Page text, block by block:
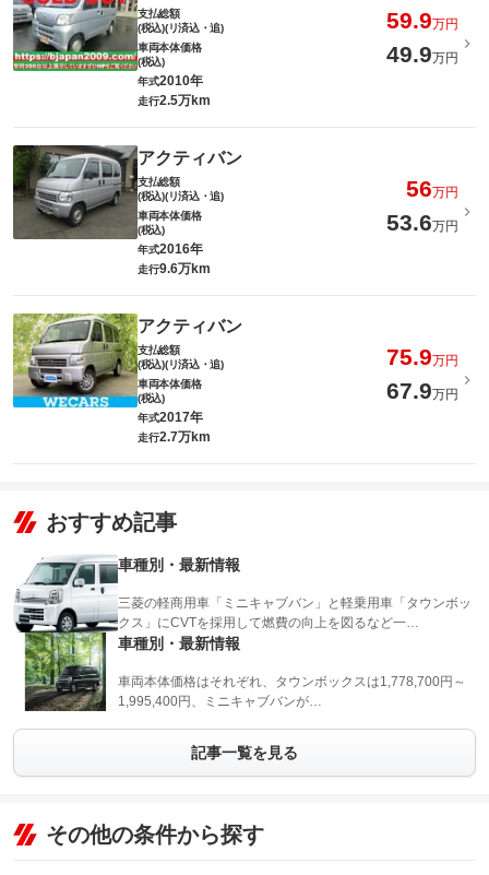
支払総額
(税込)(リ済込・追)
59.9万円
車両本体価格
(税込)
49.9万円
年式2010年
走行2.5万km
アクティバン
支払総額
(税込)(リ済込・追)
56万円
車両本体価格
(税込)
53.6万円
年式2016年
走行9.6万km
アクティバン
支払総額
(税込)(リ済込・追)
75.9万円
車両本体価格
(税込)
67.9万円
年式2017年
走行2.7万km
おすすめ記事
車種別・最新情報
三菱の軽商用車「ミニキャブバン」と軽乗用車「タウンボッ
クス」にCVTを採用して燃費の向上を図るなど一…
車種別・最新情報
車両本体価格はそれぞれ、タウンボックスは1,778,700円～
1,995,400円、ミニキャブバンが…
記事一覧を見る
その他の条件から探す